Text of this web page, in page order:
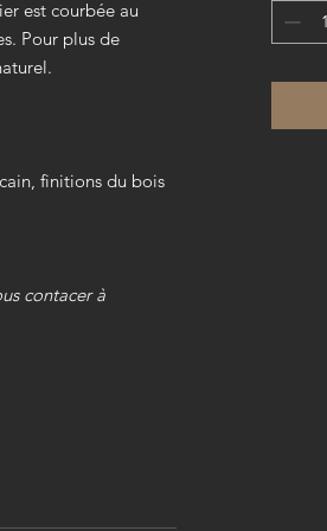
est courbée au
Pour plus de
finitions du bois
contacer à